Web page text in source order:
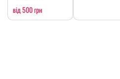
від 500 грн